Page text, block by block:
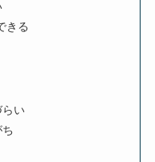
きる
らい